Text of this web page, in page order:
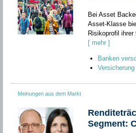
Bei Asset
Asset-Klasse
Risiko­profil
[ mehr ]
Banken
Meinungen aus dem Markt
Segment: